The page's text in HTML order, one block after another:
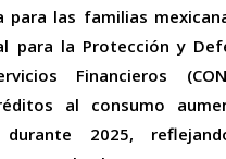
para las familias
para la Protección y
Financieros
al consumo
2025,